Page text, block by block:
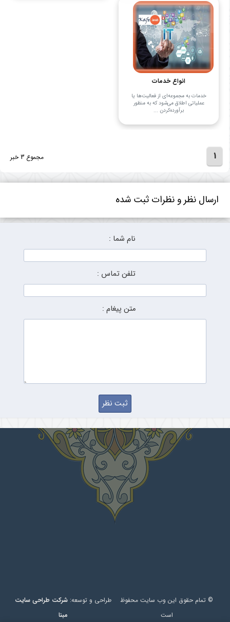
انواع خدمات
خدمات به مجموعه‌ای از فعالیت‌ها یا
عملیاتی اطلاق می‌شود که به منظور
برآورده‌کردن ...
1 مجموع 3 خبر
ارسال نظر و نظرات ثبت شده
نام شما :
تلفن تماس :
متن پیغام :
© تمام حقوق این وب سایت محفوظ
است
طراحی و توسعه: شرکت طراحی سایت
مبنا